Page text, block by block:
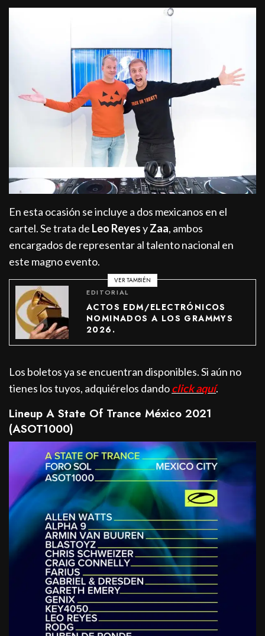
En esta ocasión se incluye a dos mexicanos en el
cartel. Se trata de Leo ReyesyZaa, ambos
encargados de representar al talento nacional en
este magno evento.
VER TAMBIÉN
EDITORIAL
ACTOS EDM/ELECTRÓNICOS
NOMINADOS A LOS GRAMMYS
2026.
Los boletos ya se encuentran disponibles. Si aún no
tienes los tuyos, adquiérelos dandoclick aquí.
Lineup A State Of Trance México 2021
(ASOT1000)